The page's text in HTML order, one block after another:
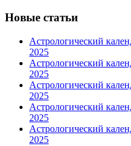
Новые статьи
Астрологический
2025
Астрологический
2025
Астрологический
2025
Астрологический
2025
Астрологический
2025